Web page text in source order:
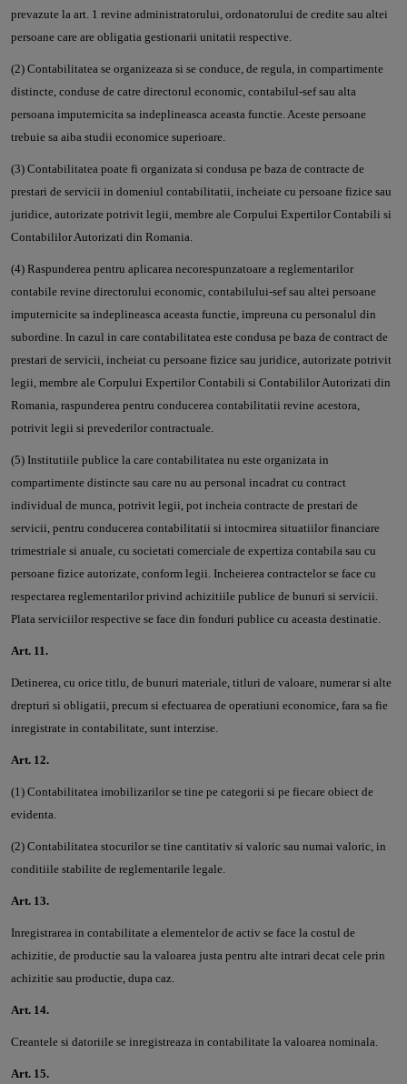
prevazute la art. 1 revine administratorului, ordonatorului de credite sau altei
persoane care are obligatia gestionarii unitatii respective.
(2) Contabilitatea se organizeaza si se conduce, de regula, in compartimente
distincte, conduse de catre directorul economic, contabilul-sef sau alta
persoana imputernicita sa indeplineasca aceasta functie. Aceste persoane
trebuie sa aiba studii economice superioare.
(3) Contabilitatea poate fi organizata si condusa pe baza de contracte de
prestari de servicii in domeniul contabilitatii, incheiate cu persoane fizice sau
juridice, autorizate potrivit legii, membre ale Corpului Expertilor Contabili si
Contabililor Autorizati din Romania.
(4) Raspunderea pentru aplicarea necorespunzatoare a reglementarilor
contabile revine directorului economic, contabilului-sef sau altei persoane
imputernicite sa indeplineasca aceasta functie, impreuna cu personalul din
subordine. In cazul in care contabilitatea este condusa pe baza de contract de
prestari de servicii, incheiat cu persoane fizice sau juridice, autorizate potrivit
legii, membre ale Corpului Expertilor Contabili si Contabililor Autorizati din
Romania, raspunderea pentru conducerea contabilitatii revine acestora,
potrivit legii si prevederilor contractuale.
(5) Institutiile publice la care contabilitatea nu este organizata in
compartimente distincte sau care nu au personal incadrat cu contract
individual de munca, potrivit legii, pot incheia contracte de prestari de
servicii, pentru conducerea contabilitatii si intocmirea situatiilor financiare
trimestriale si anuale, cu societati comerciale de expertiza contabila sau cu
persoane fizice autorizate, conform legii. Incheierea contractelor se face cu
respectarea reglementarilor privind achizitiile publice de bunuri si servicii.
Plata serviciilor respective se face din fonduri publice cu aceasta destinatie.
Art. 11.
Detinerea, cu orice titlu, de bunuri materiale, titluri de valoare, numerar si alte
drepturi si obligatii, precum si efectuarea de operatiuni economice, fara sa fie
inregistrate in contabilitate, sunt interzise.
Art. 12.
(1) Contabilitatea imobilizarilor se tine pe categorii si pe fiecare obiect de
evidenta.
(2) Contabilitatea stocurilor se tine cantitativ si valoric sau numai valoric, in
conditiile stabilite de reglementarile legale.
Art. 13.
Inregistrarea in contabilitate a elementelor de activ se face la costul de
achizitie, de productie sau la valoarea justa pentru alte intrari decat cele prin
achizitie sau productie, dupa caz.
Art. 14.
Creantele si datoriile se inregistreaza in contabilitate la valoarea nominala.
Art. 15.